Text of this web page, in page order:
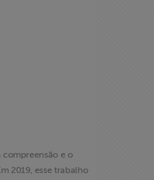
e o
2019, esse trabalho